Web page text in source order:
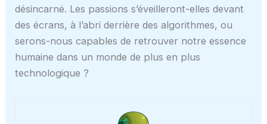
désincarné. Les passions s’éveilleront-elles devant
des écrans, à l’abri derrière des algorithmes, ou
serons-nous capables de retrouver notre essence
humaine dans un monde de plus en plus
technologique ?